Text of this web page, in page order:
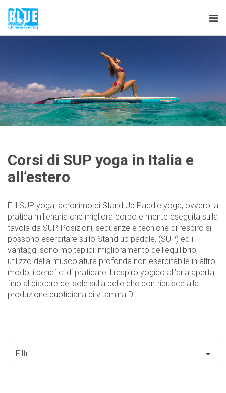
Corsi di SUP yoga in Italia e
all’estero
È il SUP yoga, acronimo di Stand Up Paddle yoga, ovvero la
pratica millenaria che migliora corpo e mente eseguita sulla
tavola da SUP. Posizioni, sequenze e tecniche di respiro si
possono esercitare sullo Stand up paddle, (SUP) ed i
vantaggi sono molteplici: miglioramento dell’equilibrio,
utilizzo della muscolatura profonda non esercitabile in altro
modo, i benefici di praticare il respiro yogico all’aria aperta,
fino al piacere del sole sulla pelle che contribuisce alla
produzione quotidiana di vitamina D.
Filtri